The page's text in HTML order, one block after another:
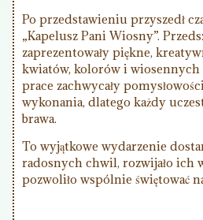
Po przedstawieniu przyszedł
„Kapelusz Pani Wiosny”.
zaprezentowały piękne,
kwiatów, kolorów i
prace zachwycały
wykonania, dlatego każdy
brawa.
To wyjątkowe wydarzenie
radosnych chwil, rozwijało ich
pozwoliło wspólnie świętować